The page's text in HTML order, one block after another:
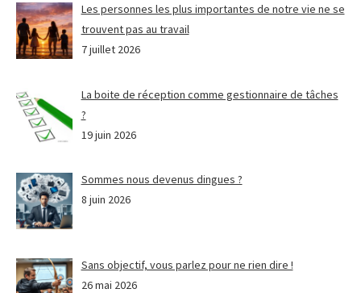
Les personnes les plus importantes de notre vie ne se
trouvent pas au travail
7 juillet 2026
La boite de réception comme gestionnaire de tâches
?
19 juin 2026
Sommes nous devenus dingues ?
8 juin 2026
Sans objectif, vous parlez pour ne rien dire !
26 mai 2026